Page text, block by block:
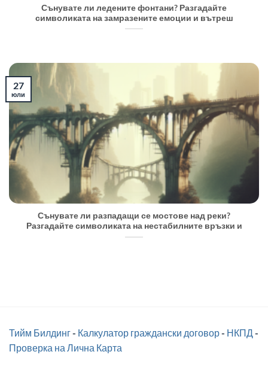
Сънувате ли ледените фонтани? Разгадайте
символиката на замразените емоции и вътреш
Сънувате ли разпадащи се мостове над реки?
Разгадайте символиката на нестабилните връзки и
27
юли
Тийм Билдинг- Калкулатор граждански договор- НКПД-
Проверка на Лична Карта